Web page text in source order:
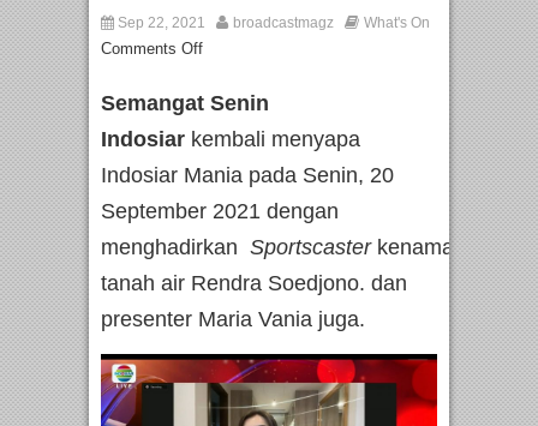
Sep 22, 2021 broadcastmagz What's On
Comments Off
Semangat Senin
Indosiar kembali menyapa
Indosiar Mania pada Senin, 20
September 2021 dengan
menghadirkan Sportscaster kenamaan
tanah air Rendra Soedjono. dan
presenter Maria Vania juga.